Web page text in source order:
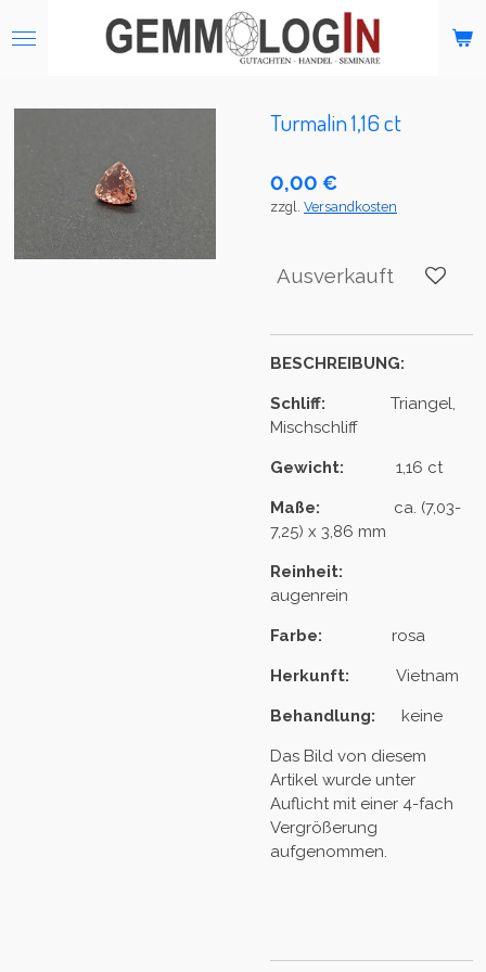
Hauptinhalt
Turmalin 1,16 ct
0,00 €
zzgl. Versandkosten
Ausverkauft
BESCHREIBUNG:
Schliff: Triangel,
Mischschliff
Gewicht: 1,16 ct
Maße: ca. (7,03-
7,25) x 3,86 mm
Reinheit:
augenrein
Farbe: rosa
Herkunft: Vietnam
Behandlung: keine
Das Bild von diesem
Artikel wurde unter
Auflicht mit einer 4-fach
Vergrößerung
aufgenommen.